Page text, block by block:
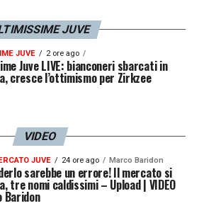
JUVE
JUVE 2 ore ago
Juve LIVE: bianconeri sbarcati in
cresce l’ottimismo per Zirkzee
VIDEO
JUVE 24 ore ago Marco Baridon
sarebbe un errore! Il mercato si
tre nomi caldissimi – Upload | VIDEO
Baridon